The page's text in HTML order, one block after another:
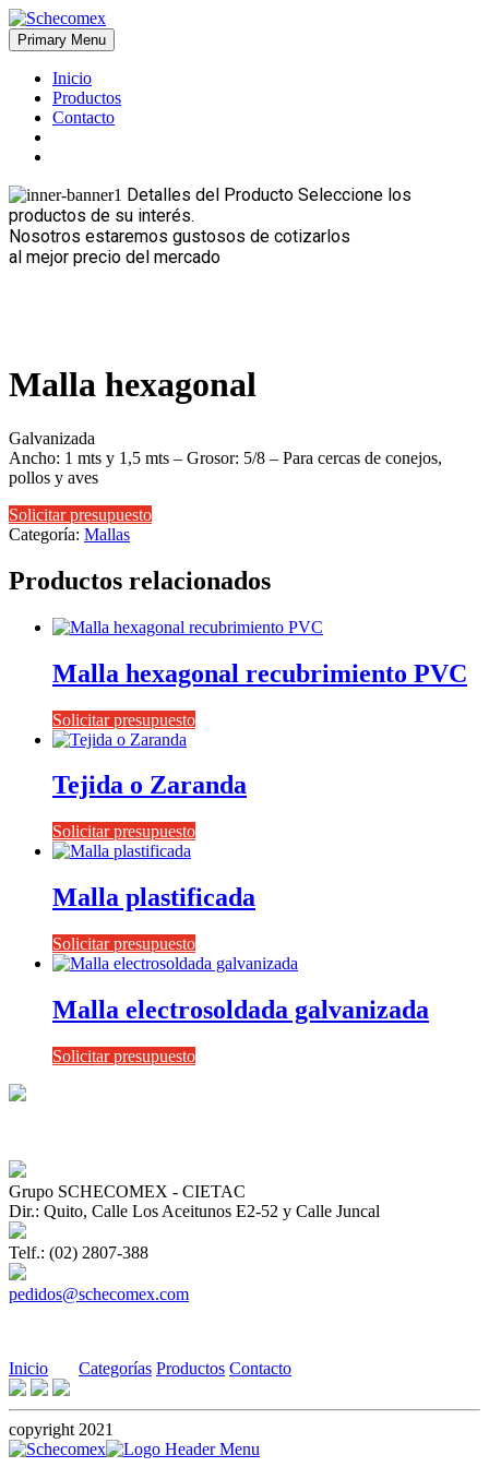
Skip
to
content
Schecomex
Herramientas, materiales y acabados para la construcción
Primary Menu
Inicio
Productos
Contacto
Detalles del Producto Seleccione los
productos de su interés.
Nosotros estaremos gustosos de cotizarlos
al mejor precio del mercado
Malla hexagonal
Galvanizada
Ancho: 1 mts y 1,5 mts – Grosor: 5/8 – Para cercas de conejos,
pollos y aves
Solicitar presupuesto
Categoría: Mallas
Productos relacionados
Malla hexagonal recubrimiento PVC
Solicitar presupuesto
Tejida o Zaranda
Solicitar presupuesto
Malla plastificada
Solicitar presupuesto
Malla electrosoldada galvanizada
Solicitar presupuesto
Grupo SCHECOMEX - CIETAC
Dir.: Quito, Calle Los Aceitunos E2-52 y Calle Juncal
Telf.: (02) 2807-388
pedidos@schecomex.com
Inicio Categorías Productos Contacto
copyright 2021